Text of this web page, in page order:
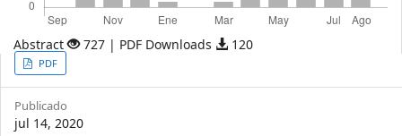
Abstract 727 | PDF Downloads 120
Article
Sidebar
PDF
Publicado
jul 14, 2020